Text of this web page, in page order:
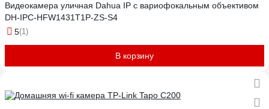
Видеокамера уличная Dahua IP с вариофокальным объективом
DH-IPC-HFW1431T1P-ZS-S4
5(1)
В корзину